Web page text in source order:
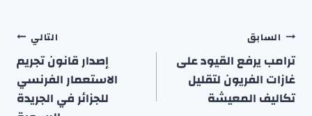
تصفّح
المقالات
السابق
ترامب يرفع القيود على
غازات الفريون لتقليل
تكاليف المعيشة
التالي
إصدار قانون تجريم
الاستعمار الفرنسي
للجزائر في الجريدة